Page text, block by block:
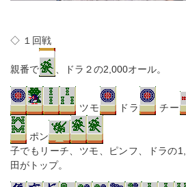
◇ １回戦
親番で 、ドラ２の2,000オール。
ツモ ドラ チー
ポン
子でもリーチ、ツモ、ピンフ、ドラの
田がトップ。